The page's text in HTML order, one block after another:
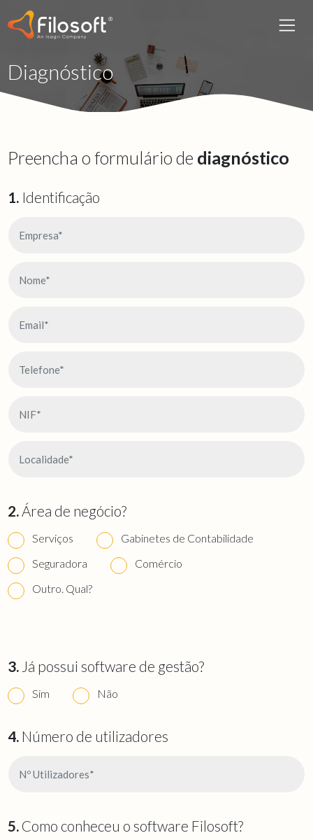
Diagnóstico
Preencha o formulário de diagnóstico
1. Identificação
2.Área de negócio?
Serviços
Gabinetes de Contabilidade
Seguradora
Comércio
Outro. Qual?
3. Já possui software de gestão?
Sim Não
4. Número de utilizadores
5. Como conheceu o software Filosoft?